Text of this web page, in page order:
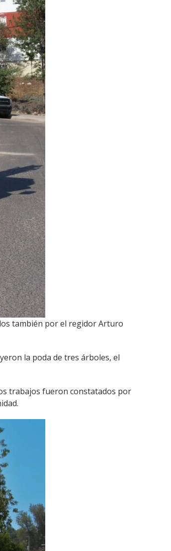
también por el regidor Arturo
la poda de tres árboles, el
trabajos fueron constatados por